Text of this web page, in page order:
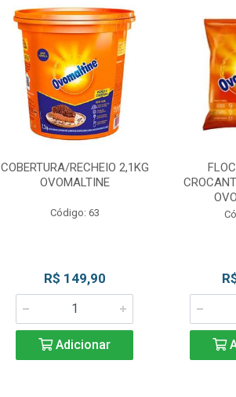
COBERTURA/RECHEIO 2,1KG
OVOMALTINE
Código: 63
R$ 149,90
Adicionar